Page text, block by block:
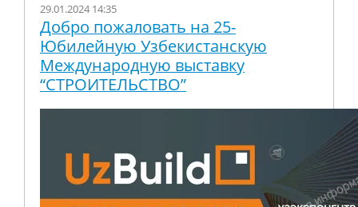
29.01.2024 14:35
Добро пожаловать на 25-
Юбилейную Узбекистанскую
Международную выставку
“СТРОИТЕЛЬСТВО”